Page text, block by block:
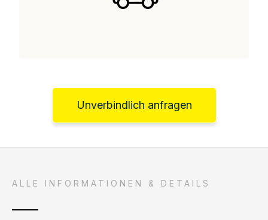
Unverbindlich anfragen
ALLE INFORMATIONEN & DETAILS